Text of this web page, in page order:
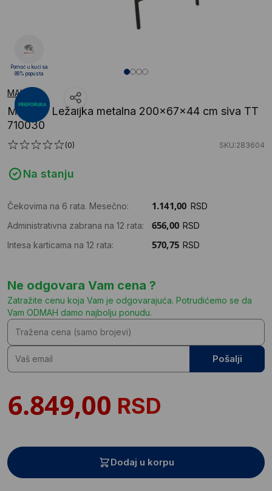
MAKAO
MAKAO Ležaljka metalna 200x67x44 cm siva TT
710030
(0) SKU:283604
Na stanju
Čekovima na 6 rata. Mesečno:
RSD
Administrativna zabrana na 12 rata:
RSD
Intesa karticama na 12 rata:
RSD
Ne odgovara Vam cena ?
Zatražite cenu koja Vam je odgovarajuća. Potrudićemo se da
Vam ODMAH damo najbolju ponudu.
Pošalji
RSD
Dodaj u korpu
Pomoć u kući sa
88% popusta